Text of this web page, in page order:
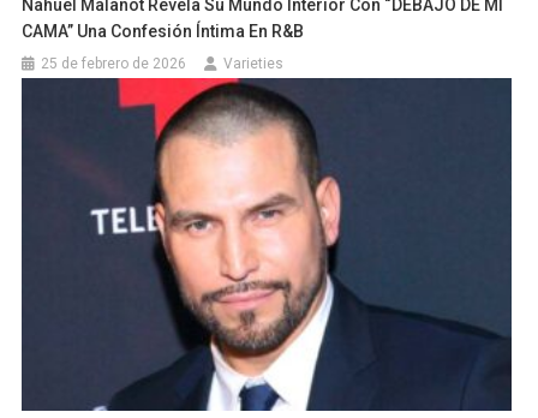
Nahuel Malanot Revela Su Mundo Interior Con “DEBAJO DE MI
CAMA” Una Confesión Íntima En R&B
25 de febrero de 2026 Varieties